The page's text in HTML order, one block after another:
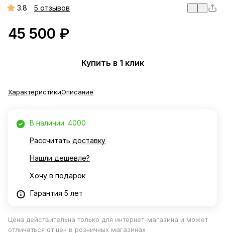
3.8 5 отзывов
45 500 ₽
Купить в 1 клик
ХарактеристикиОписание
В наличии: 4000
Рассчитать доставку
Нашли дешевле?
Хочу в подарок
Гарантия 5 лет
Цена действительна только для интернет-магазина и может
отличаться от цен в розничных магазинах